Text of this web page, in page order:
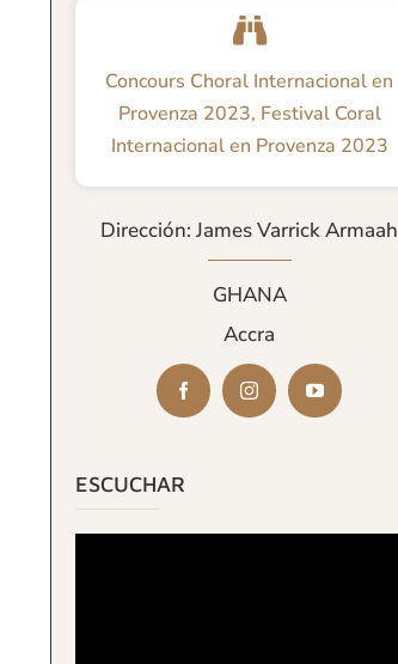
Concours Choral Internacional en
Provenza 2023, Festival Coral
Internacional en Provenza 2023
Dirección: James Varrick Armaah
GHANA
Accra
ESCUCHAR